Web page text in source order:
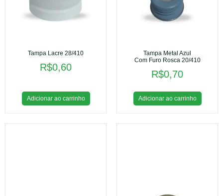
Tampa Lacre 28/410
R$0,60
Adicionar ao carrinho
Tampa Metal Azul
Com Furo Rosca 20/410
R$0,70
Adicionar ao carrinho